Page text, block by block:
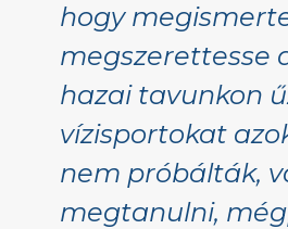
hogy
megszerettesse
hazai tavunkon
vízisportokat
nem próbálták,
megtanulni,